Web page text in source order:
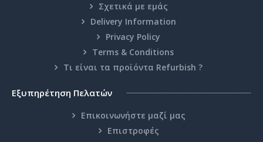
Σχετικά με εμάς
Delivery Information
Privacy Policy
Terms & Conditions
Τι είναι τα προϊόντα Refurbish ?
Εξυπηρέτηση Πελατών
Επικοινωνήστε μαζί μας
Επιστροφές